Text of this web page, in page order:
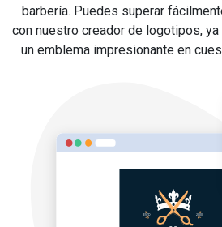
barbería. Puedes superar
con nuestro creador de logotipos,
un emblema impresionante en